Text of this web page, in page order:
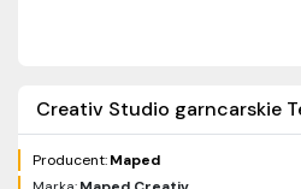
Creativ Studio garncarskie
Producent:Maped